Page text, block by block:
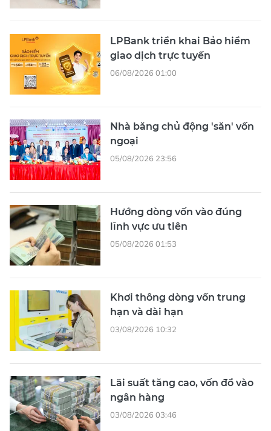
LPBank triển khai Bảo hiểm
giao dịch trực tuyến
06/08/2026 01:00
Nhà băng chủ động 'săn' vốn
ngoại
05/08/2026 23:56
Hướng dòng vốn vào đúng
lĩnh vực ưu tiên
05/08/2026 01:53
Khơi thông dòng vốn trung
hạn và dài hạn
03/08/2026 10:32
Lãi suất tăng cao, vốn đổ vào
ngân hàng
03/08/2026 03:46